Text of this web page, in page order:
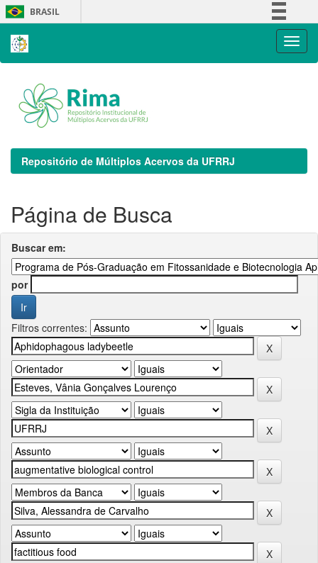
Skip
navigation
BRASIL
Repositório de Múltiplos Acervos da UFRRJ
Página de Busca
Buscar em:
por
Filtros correntes: